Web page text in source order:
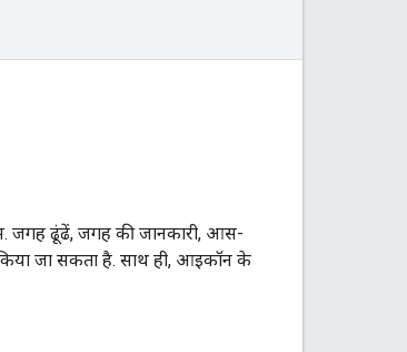
जगह ढूंढें, जगह की जानकारी, आस-
जा सकता है. साथ ही, आइकॉन के